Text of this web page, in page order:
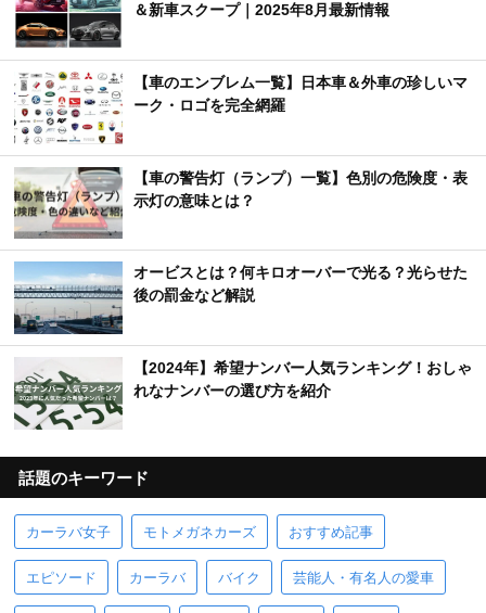
＆新車スクープ｜2025年8月最新情報
【車のエンブレム一覧】日本車＆外車の珍しいマ
ーク・ロゴを完全網羅
【車の警告灯（ランプ）一覧】色別の危険度・表
示灯の意味とは？
オービスとは？何キロオーバーで光る？光らせた
後の罰金など解説
【2024年】希望ナンバー人気ランキング！おしゃ
れなナンバーの選び方を紹介
話題のキーワード
カーラバ女子 モトメガネカーズ おすすめ記事
エピソード カーラバ バイク 芸能人・有名人の愛車